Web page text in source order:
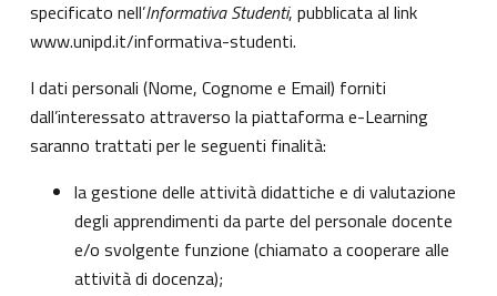
specificato nell’Informativa Studenti, pubblicata al link
www.unipd.it/informativa-studenti.
I dati personali (Nome, Cognome e Email) forniti
dall’interessato attraverso la piattaforma e-Learning
saranno trattati per le seguenti finalità:
la gestione delle attività didattiche e di valutazione
degli apprendimenti da parte del personale docente
e/o svolgente funzione (chiamato a cooperare alle
attività di docenza);